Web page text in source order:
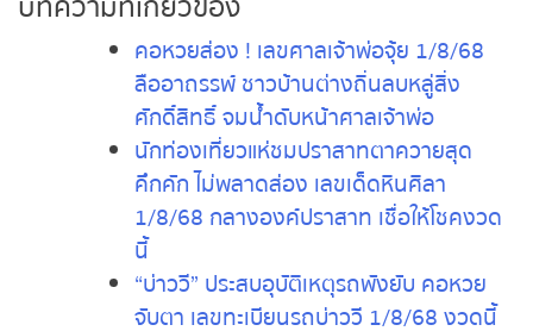
พลาด!
บทความที่เกี่ยวข้อง
คอหวยส่อง ! เลขศาลเจ้าพ่อจุ้ย 1/8/68
ลืออาถรรพ์ ชาวบ้านต่างถิ่นลบหลู่สิ่ง
ศักดิ์สิทธิ์ จมน้ำดับหน้าศาลเจ้าพ่อ
นักท่องเที่ยวแห่ชมปราสาทตาควายสุด
คึกคัก ไม่พลาดส่อง เลขเด็ดหินศิลา
1/8/68 กลางองค์ปราสาท เชื่อให้โชค
งวดนี้